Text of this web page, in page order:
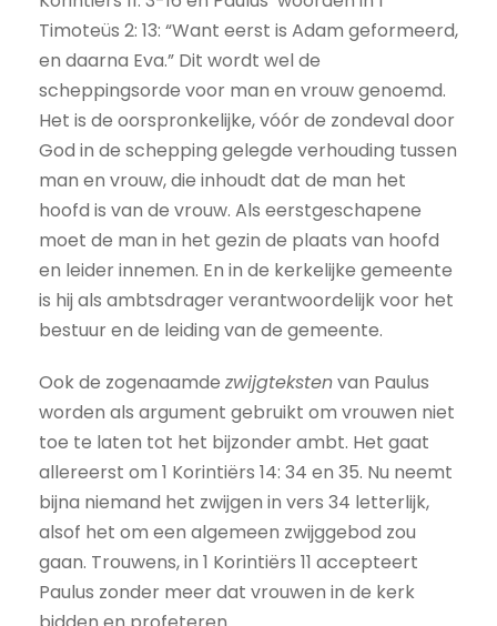
Timoteüs 2: 13: “Want eerst is Adam geformeerd,
en daarna Eva.” Dit wordt wel de
scheppingsorde voor man en vrouw genoemd.
Het is de oorspronkelijke, vóór de zondeval door
God in de schepping gelegde verhouding tussen
man en vrouw, die inhoudt dat de man het
hoofd is van de vrouw. Als eerstgeschapene
moet de man in het gezin de plaats van hoofd
en leider innemen. En in de kerkelijke gemeente
is hij als ambtsdrager verantwoordelijk voor het
bestuur en de leiding van de gemeente.
Ook de zogenaamde zwijgtekstenvan Paulus
worden als argument gebruikt om vrouwen niet
toe te laten tot het bijzonder ambt. Het gaat
allereerst om 1 Korintiërs 14: 34 en 35. Nu neemt
bijna niemand het zwijgen in vers 34 letterlijk,
alsof het om een algemeen zwijggebod zou
gaan. Trouwens, in 1 Korintiërs 11 accepteert
Paulus zonder meer dat vrouwen in de kerk